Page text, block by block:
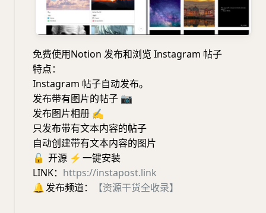
免费使用Notion 发布和浏览 Instagram 帖子
特点：
Instagram 帖子自动发布。
发布带有图片的帖子 📷
发布图片相册 ✍️
只发布带有文本内容的帖子
自动创建带有文本内容的图片
🔓 开源 ⚡️ 一键安装
LINK： https://instapost.link
🔔发布频道： 【资源干货全收录】